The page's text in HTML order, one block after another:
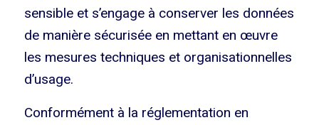
sensible et s’engage à conserver les données
de manière sécurisée en mettant en œuvre
les mesures techniques et organisationnelles
d’usage.
Conformément à la réglementation en